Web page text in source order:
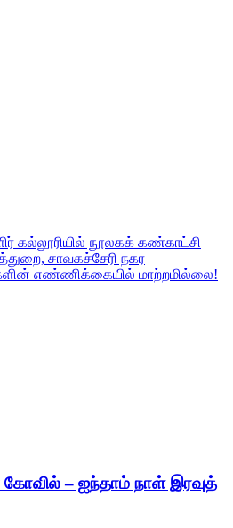
கல்லூரியில் நூலகக் கண்காட்சி
சாவகச்சேரி நகர
எண்ணிக்கையில் மாற்றமில்லை!
– ஐந்தாம் நாள் இரவுத்